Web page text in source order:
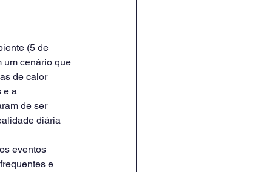
(5 de
um cenário que
de calor
e a
de ser
diária
eventos
e